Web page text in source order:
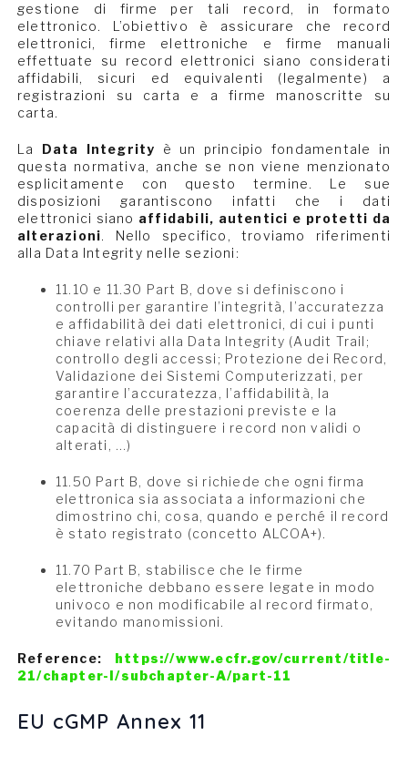
gestione di firme per tali record, in formato
elettronico. L’obiettivo è assicurare che record
elettronici, firme elettroniche e firme manuali
effettuate su record elettronici siano considerati
affidabili, sicuri ed equivalenti (legalmente) a
registrazioni su carta e a firme manoscritte su
carta.
La Data Integrity è un principio fondamentale in
questa normativa, anche se non viene menzionato
esplicitamente con questo termine. Le sue
disposizioni garantiscono infatti che i dati
elettronici siano affidabili, autentici e protetti da
alterazioni. Nello specifico, troviamo riferimenti
alla Data Integrity nelle sezioni:
11.10 e 11.30 Part B, dove si definiscono i
controlli per garantire l’integrità, l’accuratezza
e affidabilità dei dati elettronici, di cui i punti
chiave relativi alla Data Integrity (Audit Trail;
controllo degli accessi; Protezione dei Record,
Validazione dei Sistemi Computerizzati, per
garantire l’accuratezza, l’affidabilità, la
coerenza delle prestazioni previste e la
capacità di distinguere i record non validi o
alterati, …)
11.50 Part B, dove si richiede che ogni firma
elettronica sia associata a informazioni che
dimostrino chi, cosa, quando e perché il record
è stato registrato (concetto ALCOA+).
11.70 Part B, stabilisce che le firme
elettroniche debbano essere legate in modo
univoco e non modificabile al record firmato,
evitando manomissioni.
Reference: https://www.ecfr.gov/current/title-
21/chapter-I/subchapter-A/part-11
EU cGMP Annex 11